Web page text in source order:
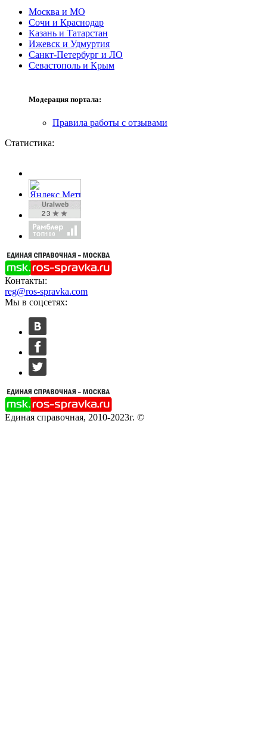
Москва и МО
Сочи и Краснодар
Казань и Татарстан
Ижевск и Удмуртия
Санкт-Петербург и ЛО
Севастополь и Крым
Модерация портала:
Правила работы с отзывами
Статистика:
Контакты:
reg@ros-spravka.com
Мы в соцсетях:
Единая справочная, 2010-2023г. ©